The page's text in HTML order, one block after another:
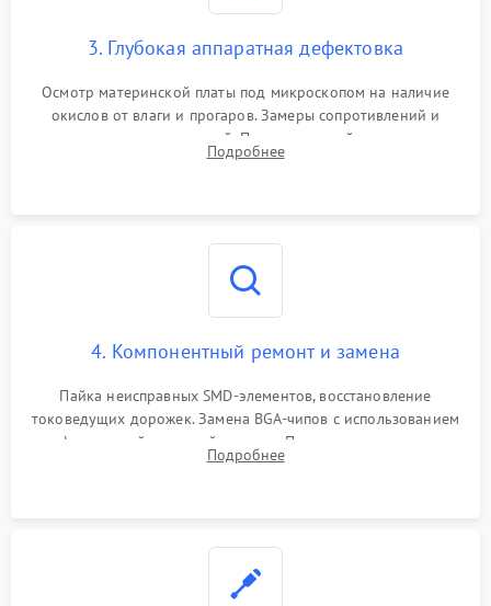
3. Глубокая аппаратная дефектовка
Осмотр материнской платы под микроскопом на наличие
окислов от влаги и прогаров. Замеры сопротивлений и
дежурных напряжений. Проверка цепей питания,
мультиконтроллера, процессора и видеочипа.
Подробнее
4. Компонентный ремонт и замена
Пайка неисправных SMD-элементов, восстановление
токоведущих дорожек. Замена BGA-чипов с использованием
инфракрасной паяльной станции. Прошивка микросхемы
BIOS или замена поврежденных портов USB
Подробнее